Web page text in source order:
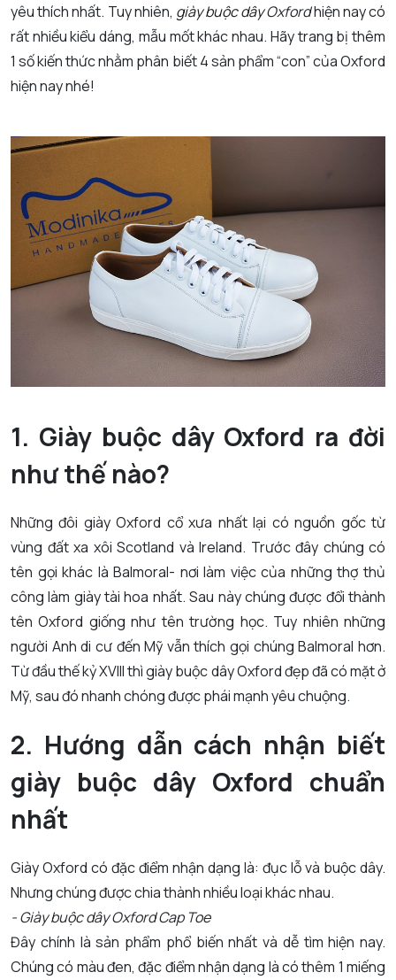
yêu thích nhất. Tuy nhiên, giày buộc dâyOxfordhiện nay có
rất nhiều kiểu dáng, mẫu mốt khác nhau. Hãy trang bị thêm
1 số kiến thức nhằm phân biết 4 sản phẩm “con” của Oxford
hiện nay nhé!
1. Giày buộc dây Oxford ra đời
như thế nào?
Những đôi giày Oxford cổ xưa nhất lại có nguồn gốc từ
vùng đất xa xôi Scotland và Ireland. Trước đây chúng có
tên gọi khác là Balmoral- nơi làm việc của những thợ thủ
công làm giày tài hoa nhất. Sau này chúng được đổi thành
tên Oxford giống như tên trường học. Tuy nhiên những
người Anh di cư đến Mỹ vẫn thích gọi chúng Balmoral hơn.
Từ đầu thế kỷ XVIII thì giày buộc dây Oxford đẹp đã có mặt ở
Mỹ, sau đó nhanh chóng được phái mạnh yêu chuộng.
2. Hướng dẫn cách nhận biết
giày buộc dây Oxford chuẩn
nhất
Giày Oxford có đặc điểm nhận dạng là: đục lỗ và buộc dây.
Nhưng chúng được chia thành nhiều loại khác nhau.
- Giày buộc dây Oxford Cap Toe
Đây chính là sản phẩm phổ biến nhất và dễ tìm hiện nay.
Chúng có màu đen, đặc điểm nhận dạng là có thêm 1 miếng